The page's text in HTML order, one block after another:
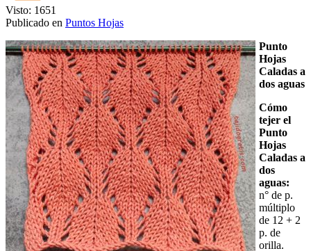
Visto: 1651
Publicado en Puntos Hojas
Punto
Hojas
Caladas a
dos aguas
Cómo
tejer el
Punto
Hojas
Caladas a
dos
aguas:
n° de p.
múltiplo
de 12 + 2
p. de
orilla.